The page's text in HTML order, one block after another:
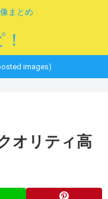
まとめ
images)
オリティ高